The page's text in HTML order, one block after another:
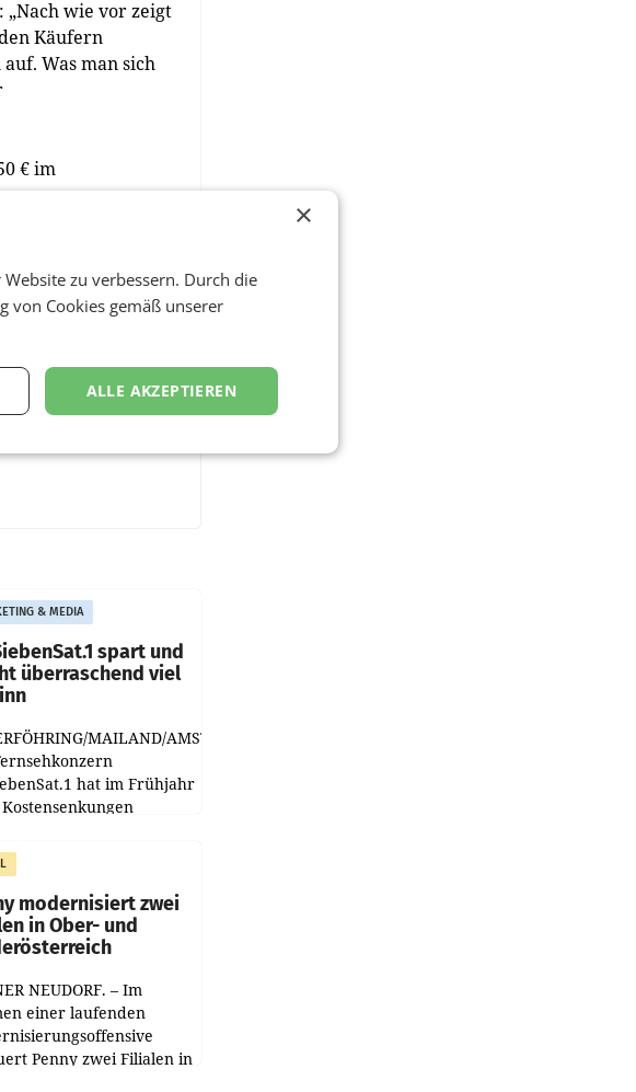
wie vor zeigt
Käufern
Was man sich
€ im
& MEDIA
spart und
überraschend viel
MAILAND/AMSTERDAM.
hat im Frühjahr
und die
deutlich
modernisiert zwei
in Ober- und
NEUDORF. – Im
einer laufenden
Penny zwei Filialen in
×
zu verbessern. Durch die
von Cookies gemäß unserer
ALLE AKZEPTIEREN